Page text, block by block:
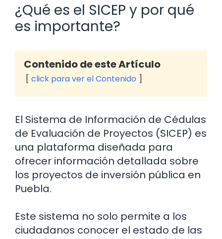
¿Qué es el SICEP y por qué
es importante?
Contenido de este Artículo
click para ver el Contenido
El Sistema de Información de Cédulas
de Evaluación de Proyectos (SICEP) es
una plataforma diseñada para
ofrecer información detallada sobre
los proyectos de inversión pública en
Puebla.
Este sistema no solo permite a los
ciudadanos conocer el estado de las